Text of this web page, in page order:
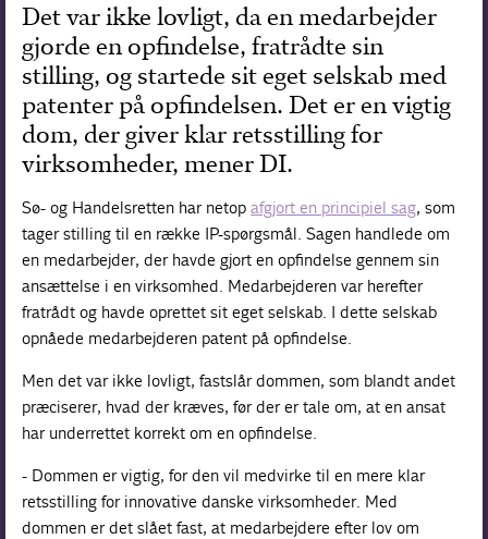
Det var ikke lovligt, da en medarbejder
gjorde en opfindelse, fratrådte sin
stilling, og startede sit eget selskab med
patenter på opfindelsen. Det er en vigtig
dom, der giver klar retsstilling for
virksomheder, mener DI.
Sø- og Handelsretten har netopafgjort en principiel sag, som
tager stilling til en række IP-spørgsmål. Sagen handlede om
en medarbejder, der havde gjort en opfindelse gennem sin
ansættelse i en virksomhed. Medarbejderen var herefter
fratrådt og havde oprettet sit eget selskab. I dette selskab
opnåede medarbejderen patent på opfindelse.
Men det var ikke lovligt, fastslår dommen, som blandt andet
præciserer, hvad der kræves, før der er tale om, at en ansat
har underrettet korrekt om en opfindelse.
- Dommen er vigtig, for den vil medvirke til en mere klar
retsstilling for innovative danske virksomheder. Med
dommen er det slået fast, at medarbejdere efter lov om